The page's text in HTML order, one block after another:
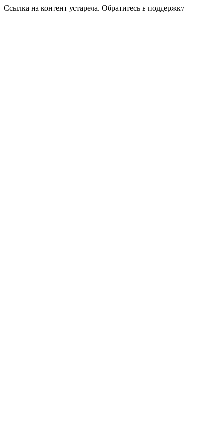
Ссылка на контент устарела. Обратитесь в поддержку